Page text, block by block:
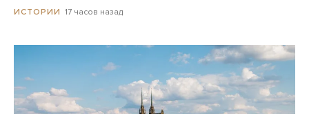
ИСТОРИИ 17 часов назад